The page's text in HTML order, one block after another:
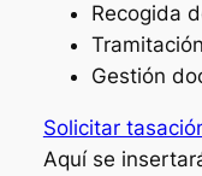
Recogida
Gestión
Solicitar
Aquí se